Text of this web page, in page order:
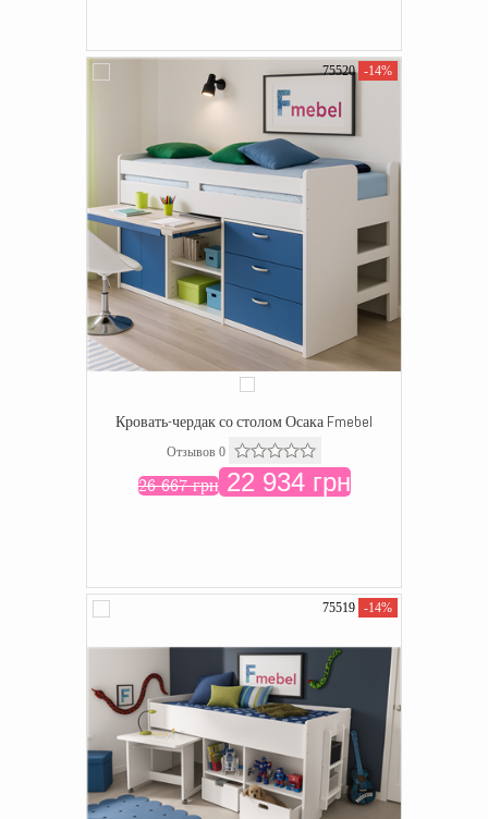
75520 -14%
Кровать-чердак со столом Осака Fmebel
Отзывов 0
26 667 грн22 934 грн
75519 -14%